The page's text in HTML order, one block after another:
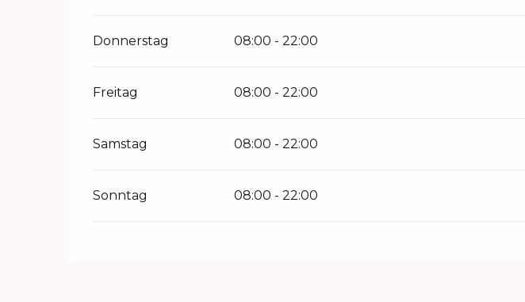
Donnerstag 08:00 - 22:00
Freitag 08:00 - 22:00
Samstag 08:00 - 22:00
Sonntag 08:00 - 22:00